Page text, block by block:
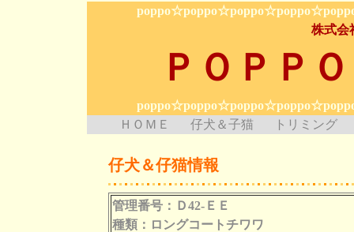
株式
ＰＯＰＰ
ＨＯＭＥ
仔犬＆子猫 トリミング
仔犬＆仔猫情報
管理番号：Ｄ42-ＥＥ
種類：ロングコートチワワ